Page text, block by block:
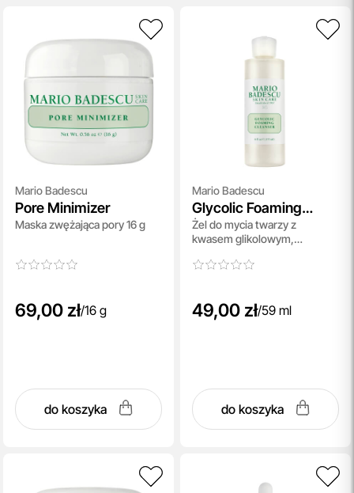
Mario Badescu
Pore Minimizer
Maska zwężająca pory 16 g
69,00 zł/16 g
do koszyka
Mario Badescu
Glycolic Foaming
Cleanser
Żel do mycia twarzy z
kwasem glikolowym,
49,00 zł/59 ml
do koszyka